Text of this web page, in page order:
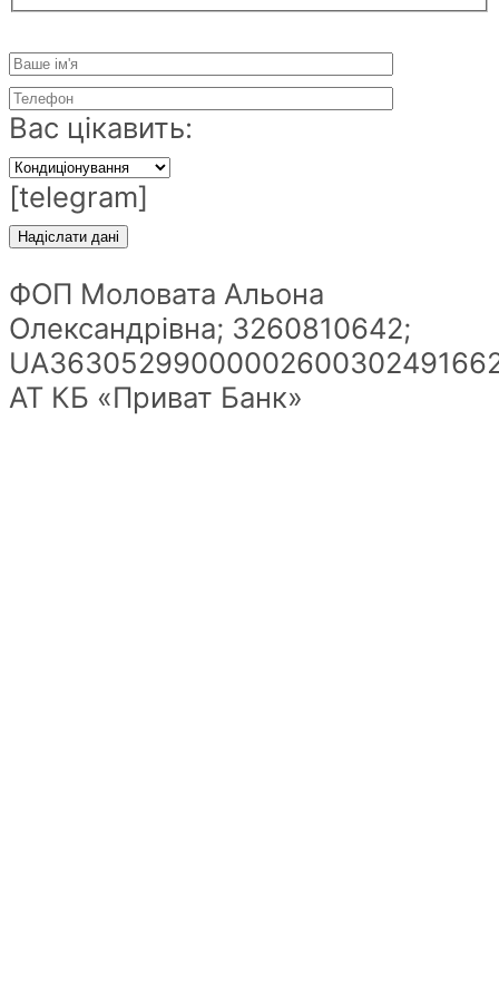
Вас цікавить:
[telegram]
ФОП Моловата Альона
Олександрівна; 3260810642;
АТ КБ «Приват Банк»